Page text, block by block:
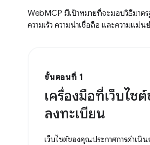
WebMCP มีเป้าหมายที่จะมอบวิธีมาต
ความเร็ว ความน่าเชื่อถือ และความแม่
ขั้นตอนที่ 1
เครื่องมือที่เว็บไซ
ลงทะเบียน
เว็บไซต์ของคุณประกาศการดำเนิ